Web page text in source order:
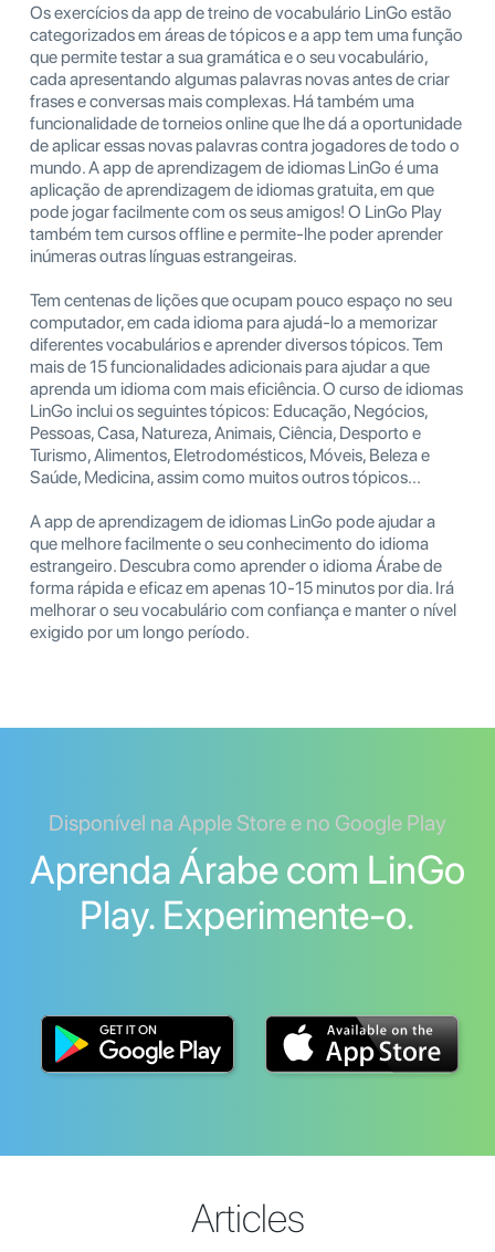
Os exercícios da app de treino de vocabulário LinGo estão
categorizados em áreas de tópicos e a app tem uma função
que permite testar a sua gramática e o seu vocabulário,
cada apresentando algumas palavras novas antes de criar
frases e conversas mais complexas. Há também uma
funcionalidade de torneios online que lhe dá a oportunidade
de aplicar essas novas palavras contra jogadores de todo o
mundo. A app de aprendizagem de idiomas LinGo é uma
aplicação de aprendizagem de idiomas gratuita, em que
pode jogar facilmente com os seus amigos! O LinGo Play
também tem cursos offline e permite-lhe poder aprender
inúmeras outras línguas estrangeiras.
Tem centenas de lições que ocupam pouco espaço no seu
computador, em cada idioma para ajudá-lo a memorizar
diferentes vocabulários e aprender diversos tópicos. Tem
mais de 15 funcionalidades adicionais para ajudar a que
aprenda um idioma com mais eficiência. O curso de idiomas
LinGo inclui os seguintes tópicos: Educação, Negócios,
Pessoas, Casa, Natureza, Animais, Ciência, Desporto e
Turismo, Alimentos, Eletrodomésticos, Móveis, Beleza e
Saúde, Medicina, assim como muitos outros tópicos...
A app de aprendizagem de idiomas LinGo pode ajudar a
que melhore facilmente o seu conhecimento do idioma
estrangeiro. Descubra como aprender o idioma Árabe de
forma rápida e eficaz em apenas 10-15 minutos por dia. Irá
melhorar o seu vocabulário com confiança e manter o nível
exigido por um longo período.
Disponível na Apple Store e no Google Play
Aprenda Árabe com LinGo
Play. Experimente-o.
Articles